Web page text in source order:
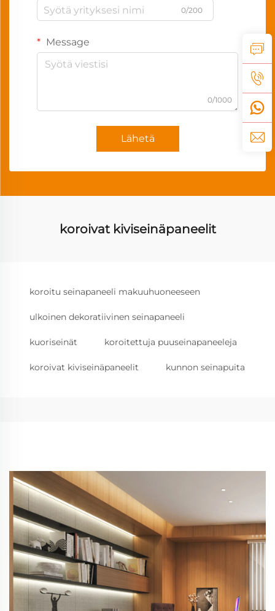
0/200
Message
0/1000
Lähetä
koroivat kiviseinäpaneelit
koroitu seinapaneeli makuuhuoneeseen
ulkoinen dekoratiivinen seinapaneeli
kuoriseinät koroitettuja puuseinapaneeleja
koroivat kiviseinäpaneelit kunnon seinapuita